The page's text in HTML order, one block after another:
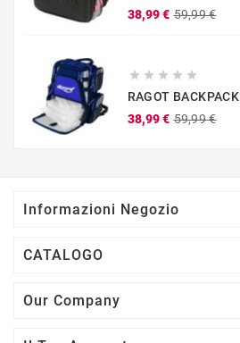
38,99 € 59,99 €
    
RAGOT BACKPACK
38,99 € 59,99 €
Informazioni Negozio
CATALOGO
Our Company